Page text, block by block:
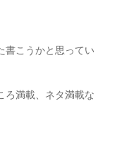
書こうかと思ってい
ろ満載、ネタ満載な